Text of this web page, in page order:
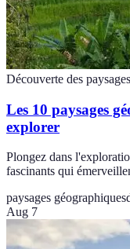
Découverte des paysages
Les 10 paysages
explorer
Plongez dans
fascinants qui
paysages géographiques
Aug 7